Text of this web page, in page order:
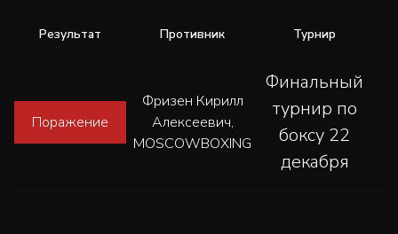
Результат Противник Турнир
Поражение
Фризен Кирилл
Алексеевич,
MOSCOWBOXING
Финальный
турнир по
боксу 22
декабря